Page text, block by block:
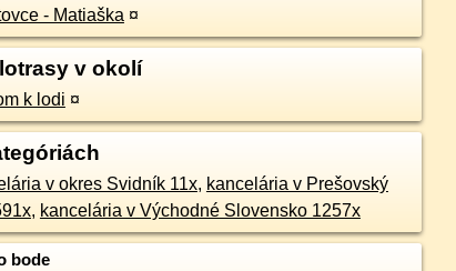
- Matiaška ¤
v okolí
k lodi ¤
v okres Svidník 11x, kancelária v Prešovský
, kancelária v Východné Slovensko 1257x
bode